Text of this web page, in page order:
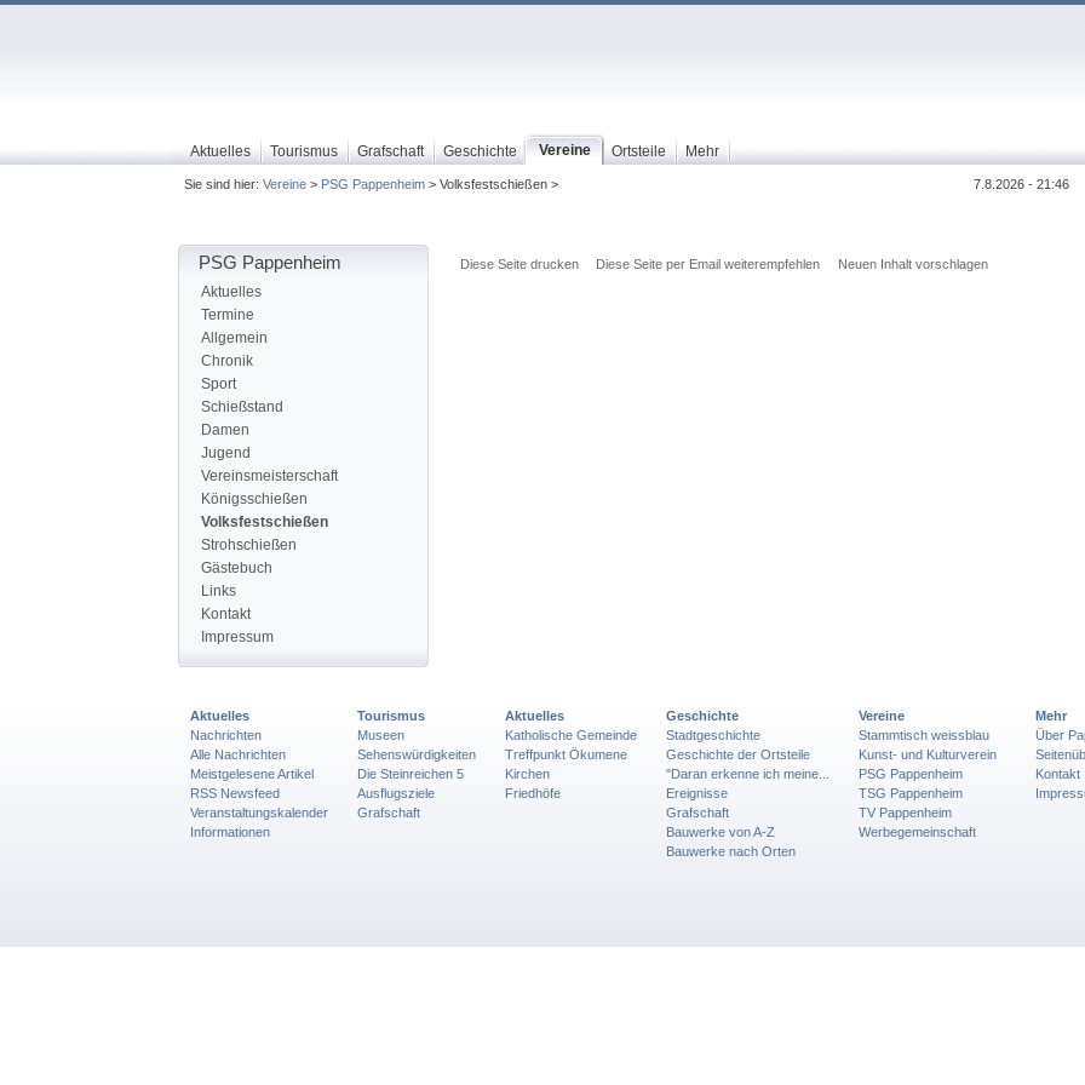
Aktuelles Tourismus Grafschaft Geschichte Vereine Ortsteile Mehr
Sie sind hier: Vereine> PSG Pappenheim> Volksfestschießen > 7.8.2026 - 21:46
PSG Pappenheim
Aktuelles
Termine
Allgemein
Chronik
Sport
Schießstand
Damen
Jugend
Vereinsmeisterschaft
Königsschießen
Volksfestschießen
Strohschießen
Gästebuch
Links
Kontakt
Impressum
Diese Seite drucken Diese Seite per Email weiterempfehlen Neuen Inhalt vorschlagen
Aktuelles
Nachrichten
Alle Nachrichten
Meistgelesene Artikel
RSS Newsfeed
Veranstaltungskalender
Informationen
Tourismus
Museen
Sehenswürdigkeiten
Die Steinreichen 5
Ausflugsziele
Grafschaft
Aktuelles
Katholische Gemeinde
Treffpunkt Ökumene
Kirchen
Friedhöfe
Geschichte
Stadtgeschichte
Geschichte der Ortsteile
"Daran erkenne ich meine...
Ereignisse
Grafschaft
Bauwerke von A-Z
Bauwerke nach Orten
Vereine
Stammtisch weissblau
Kunst- und Kulturverein
PSG Pappenheim
TSG Pappenheim
TV Pappenheim
Werbegemeinschaft
Mehr
Über
Kontakt